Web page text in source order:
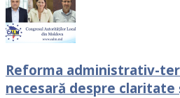
Reforma administrativ-
necesară despre claritate